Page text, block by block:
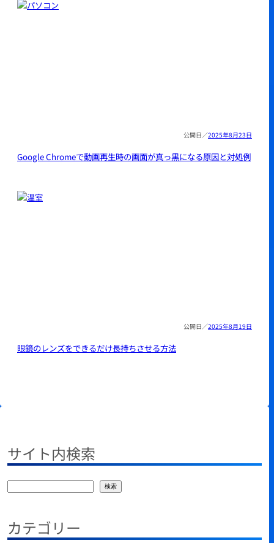
2025年8月23日
Google Chromeで動画再生時の画面が真っ黒になる原因と対処例
2025年8月19日
眼鏡のレンズをできるだけ長持ちさせる方法
サイト内検索
検索
カテゴリー